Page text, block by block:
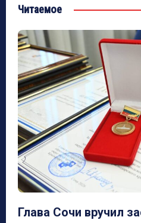
Читаемое
Глава Сочи вручил